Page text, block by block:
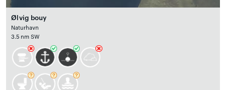
Ølvig bouy
Naturhavn
3.5 nm SW